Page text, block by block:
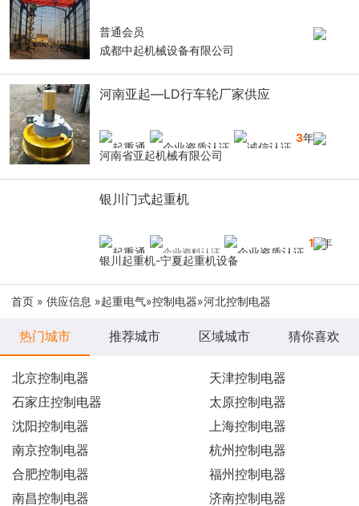
普通会员
成都中起机械设备有限公司
河南亚起—LD行车轮厂家供应
3年
河南省亚起机械有限公司
银川门式起重机
14年
银川起重机-宁夏起重机设备
首页 » 供应信息 »起重电气»控制电器»河北控制电器
热门城市 推荐城市 区域城市 猜你喜欢
北京控制电器
天津控制电器
石家庄控制电器
太原控制电器
沈阳控制电器
上海控制电器
南京控制电器
杭州控制电器
合肥控制电器
福州控制电器
南昌控制电器
济南控制电器